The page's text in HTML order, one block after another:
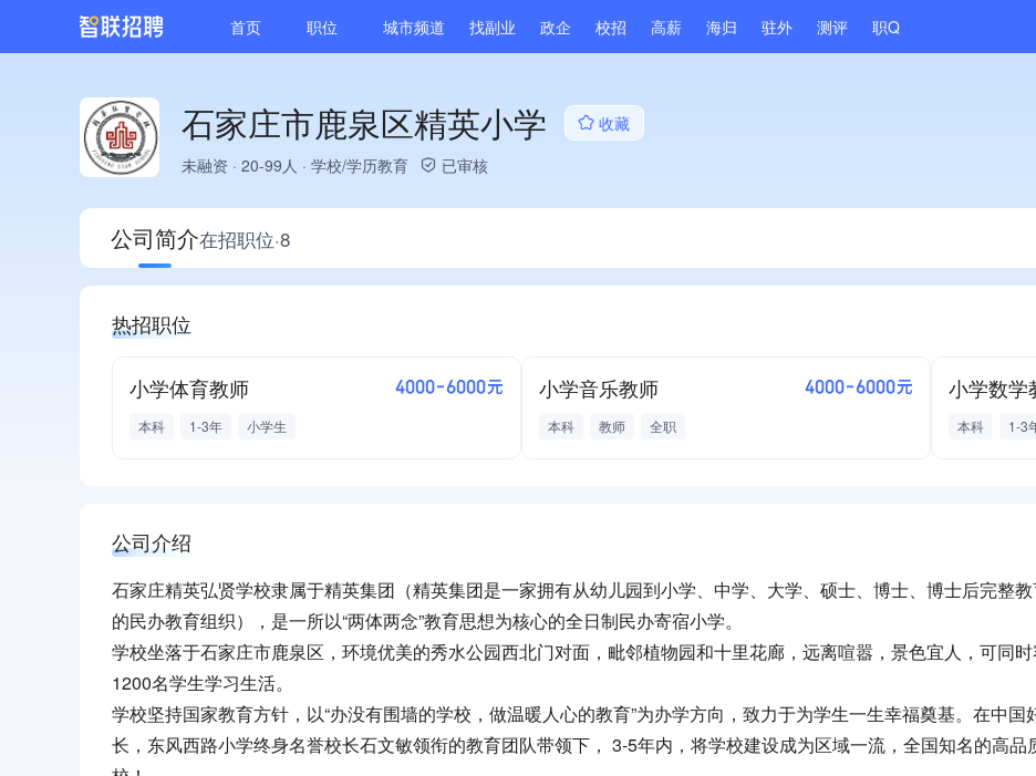
首页 职位 城市频道 找副业 政企 校招 高薪 海归 驻外 测评 职Q
石家庄市鹿泉区精英小学
收藏
未融资 · 20-99人 · 学校/学历教育 已审核
公司简介在招职位·8
热招职位
小学体育教师 4000-6000元
本科 1-3年 小学生
小学音乐教师 4000-6000元
本科 教师 全职
小学数学
本科 1-3
公司介绍
石家庄精英弘贤学校隶属于精英集团（精英集团是一家拥有从幼儿园到小学、中学、大学、硕士、博士、博士后完整
的民办教育组织），是一所以“两体两念”教育思想为核心的全日制民办寄宿小学。
学校坐落于石家庄市鹿泉区，环境优美的秀水公园西北门对面，毗邻植物园和十里花廊，远离喧嚣，景色宜人，可同
1200名学生学习生活。
学校坚持国家教育方针，以“办没有围墙的学校，做温暖人心的教育”为办学方向，致力于为学生一生幸福奠基。在中国
长，东风西路小学终身名誉校长石文敏领衔的教育团队带领下， 3-5年内，将学校建设成为区域一流，全国知名的高品